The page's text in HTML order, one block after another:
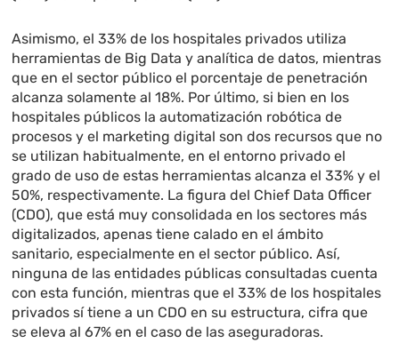
Asimismo, el 33% de los hospitales privados utiliza
herramientas de Big Data y analítica de datos, mientras
que en el sector público el porcentaje de penetración
alcanza solamente al 18%. Por último, si bien en los
hospitales públicos la automatización robótica de
procesos y el marketing digital son dos recursos que no
se utilizan habitualmente, en el entorno privado el
grado de uso de estas herramientas alcanza el 33% y el
50%, respectivamente. La figura del Chief Data Officer
(CDO), que está muy consolidada en los sectores más
digitalizados, apenas tiene calado en el ámbito
sanitario, especialmente en el sector público. Así,
ninguna de las entidades públicas consultadas cuenta
con esta función, mientras que el 33% de los hospitales
privados sí tiene a un CDO en su estructura, cifra que
se eleva al 67% en el caso de las aseguradoras.